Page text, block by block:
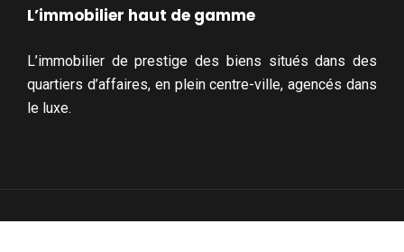
L’immobilier haut de gamme
L’immobilier de prestige des biens situés dans des
quartiers d’affaires, en plein centre-ville, agencés dans
le luxe.